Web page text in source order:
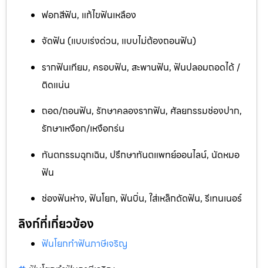
ฟอกสีฟัน, แก้ไขฟันเหลือง
จัดฟัน (แบบเร่งด่วน, แบบไม่ต้องถอนฟัน)
รากฟันเทียม, ครอบฟัน, สะพานฟัน, ฟันปลอมถอดได้ /
ติดแน่น
ถอด/ถอนฟัน, รักษาคลองรากฟัน, ศัลยกรรมช่องปาก,
รักษาเหงือก/เหงือกร่น
ทันตกรรมฉุกเฉิน, ปรึกษาทันตแพทย์ออนไลน์, นัดหมอ
ฟัน
ช่องฟันห่าง, ฟันโยก, ฟันบิ่น, ใส่เหล็กดัดฟัน, รีเทนเนอร์
ลิงก์ที่เกี่ยวข้อง
ฟันโยกทำฟันภาษีเจริญ